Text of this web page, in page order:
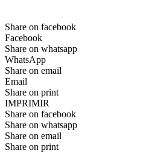
Share on facebook
Facebook
Share on whatsapp
WhatsApp
Share on email
Email
Share on print
IMPRIMIR
Share on facebook
Share on whatsapp
Share on email
Share on print